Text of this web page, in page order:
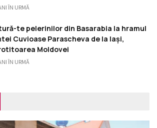
ÎN URMĂ
te pelerinilor din Basarabia la hramul
Cuvioase Parascheva de la Iași,
Moldovei
ÎN URMĂ